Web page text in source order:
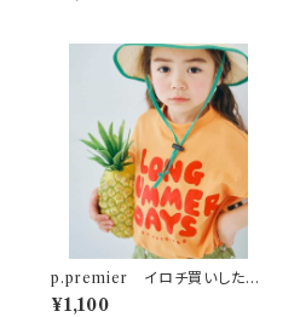
p.premier イロチ買いしたい
ノーバケーションノーサマーロゴ
¥1,100